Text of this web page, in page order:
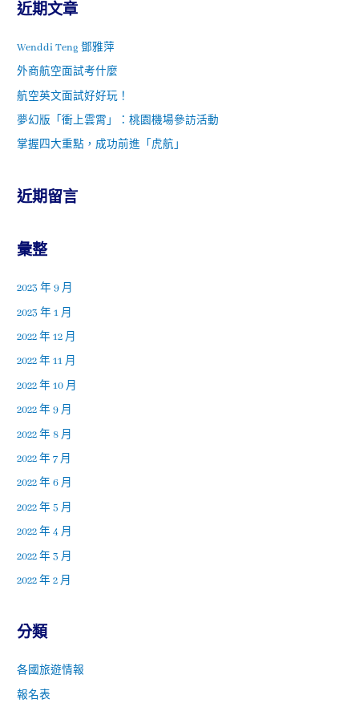
近期文章
Wenddi Teng 鄧雅萍
外商航空面試考什麼
航空英文面試好好玩！
夢幻版「衝上雲霄」：桃園機場參訪活動
掌握四大重點，成功前進「虎航」
近期留言
彙整
2023 年 9 月
2023 年 1 月
2022 年 12 月
2022 年 11 月
2022 年 10 月
2022 年 9 月
2022 年 8 月
2022 年 7 月
2022 年 6 月
2022 年 5 月
2022 年 4 月
2022 年 3 月
2022 年 2 月
分類
各國旅遊情報
報名表